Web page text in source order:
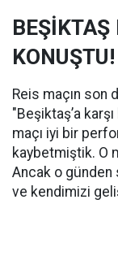
BEŞİKTAŞ
KONUŞTU!
Reis maçın
"Beşiktaş’a
maçı iyi bir
kaybetmiştik. O
Ancak o günden
ve kendimizi